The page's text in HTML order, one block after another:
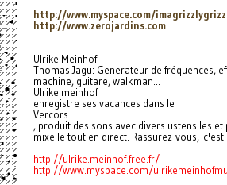
http://www.myspace.com/
http://www.zerojardins.com
Ulrike Meinhof
Thomas Jagu: Generateur de fréquences,
machine, guitare, walkman...
Ulrike meinhof
enregistre ses vacances dans le
Vercors
, produit des sons avec divers ustensiles et
mixe le tout en direct. Rassurez-vous, c'est
http://ulrike.meinhof.free.fr/
http://www.myspace.com/